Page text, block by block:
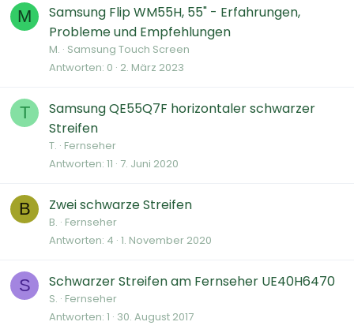
M
Samsung Flip WM55H, 55" - Erfahrungen,
Probleme und Empfehlungen
M. Samsung Touch Screen
Antworten 0 2. März 2023
T
Samsung QE55Q7F horizontaler schwarzer
Streifen
T. Fernseher
Antworten 11 7. Juni 2020
B Zwei schwarze Streifen
B. Fernseher
Antworten 4 1. November 2020
S Schwarzer Streifen am Fernseher UE40H6470
S. Fernseher
Antworten 1 30. August 2017